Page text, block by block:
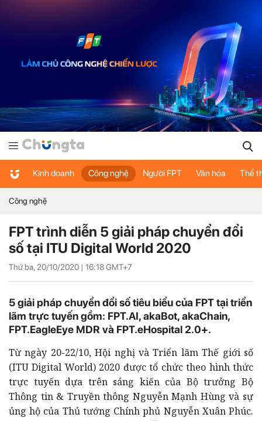
Kinh doanh Công nghệ Người FPT Văn hóa Thể
Công nghệ
FPT trình diễn 5 giải pháp chuyển đổi
số tại ITU Digital World 2020
Thứ ba, 20/10/2020 | 16:18GMT+7
5 giải pháp chuyển đổi số tiêu biểu của FPT tại triển
lãm trực tuyến gồm: FPT.AI, akaBot, akaChain,
FPT.EagleEye MDR và FPT.eHospital 2.0+.
Từ ngày 20-22/10, Hội nghị và Triển lãm Thế giới số
(ITU Digital World) 2020 được tổ chức theo hình thức
trực tuyến dựa trên sáng kiến của Bộ trưởng Bộ
Thông tin & Truyền thông Nguyễn Mạnh Hùng và sự
ủng hộ của Thủ tướng Chính phủ Nguyễn Xuân Phúc.